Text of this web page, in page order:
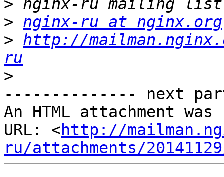
>
> nginx-ru at nginx.org
> http://
ru
>
-------------- next
An HTML attachment
URL: <http://
ru/attachments/